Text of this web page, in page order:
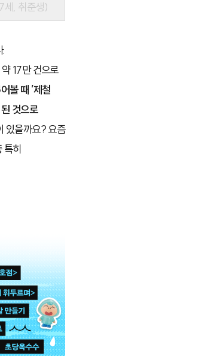
세, 취준생)
17만 건으로
볼 때 ’제철
것으로
있을까요? 요즘
히